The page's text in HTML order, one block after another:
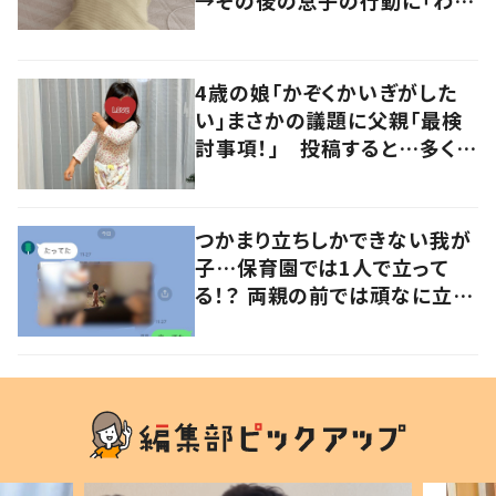
4歳の娘「かぞくかいぎがした
い」まさかの議題に父親「最検
討事項！」 投稿すると…多くの
つかまり立ちしかできない我が
子…保育園では1人で立って
る！？ 両親の前では頑なに立た